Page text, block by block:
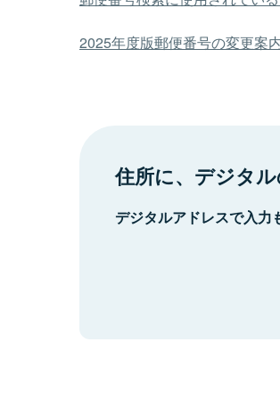
2025年度版郵便番号の変更案
住所に、デジタル
デジタルアドレスで入力